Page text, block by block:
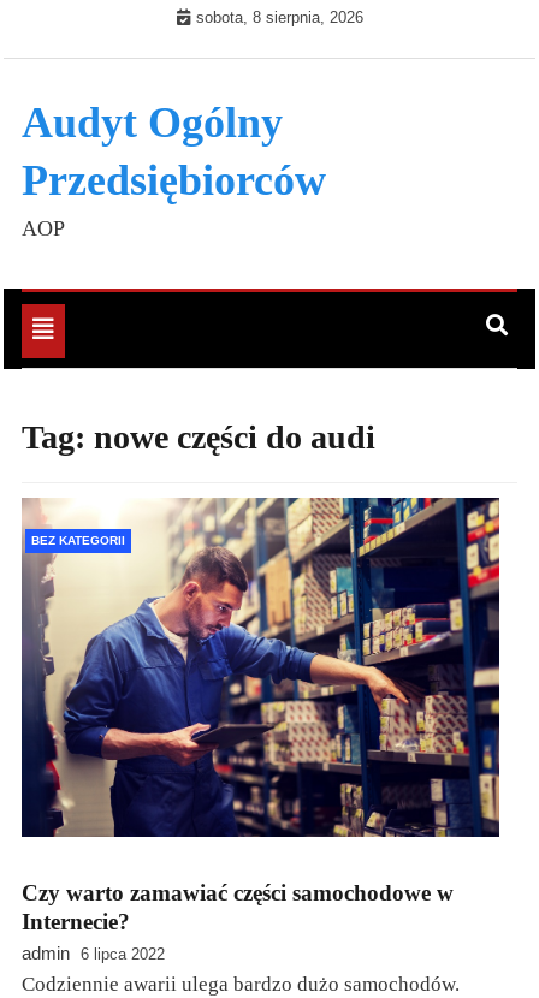
sobota, 8 sierpnia, 2026
Audyt Ogólny
Przedsiębiorców
AOP
Toggle
navigation
Tag: nowe części do audi
BEZ KATEGORII
Czy warto zamawiać części samochodowe w
Internecie?
admin 6 lipca 2022
Codziennie awarii ulega bardzo dużo samochodów.